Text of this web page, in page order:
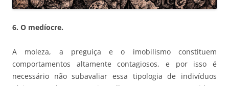
6. O medíocre.
A moleza, a preguiça e o imobilismo constituem
comportamentos altamente contagiosos, e por isso é
necessário não subavaliar essa tipologia de indivíduos